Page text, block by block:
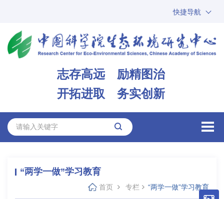
快捷导航
ARP
邮箱
志存高远 励精图治
开拓进取 务实创新
“两学一做”学习教育
首页 专栏 “两学一做”学习教育